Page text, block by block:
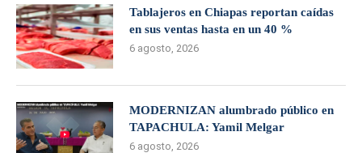
Tablajeros en Chiapas reportan caídas
en sus ventas hasta en un 40 %
6 agosto, 2026
MODERNIZAN alumbrado público en
TAPACHULA: Yamil Melgar
6 agosto, 2026